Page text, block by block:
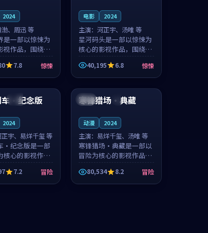
2024
渤、周迅 等
是一部以惊悚为
视作品，围绕危
与人物成长展
节奏紧凑，值得
。
7.8 惊悚
电影 2024
主演： 河正宇、汤唯 等
星河码头是一部以惊悚为
核心的影视作品，围绕危
机、反转与人物成长展
开，整体节奏紧凑，值得
推荐观看。
40,195 6.8 惊悚
杜比
93:33
车·纪念版
2024
正宇、易烊千玺 等
·纪念版是一部
核心的影视作
危机、反转与人
开，整体节奏紧
推荐观看。
7.2 冒险
中国 4K
99:01
寒锋猎场·典藏
动漫 2024
主演： 易烊千玺、汤唯 等
寒锋猎场·典藏是一部以
冒险为核心的影视作品，
围绕危机、反转与人物成
长展开，整体节奏紧凑，
值得推荐观看。
80,534 8.2 冒险